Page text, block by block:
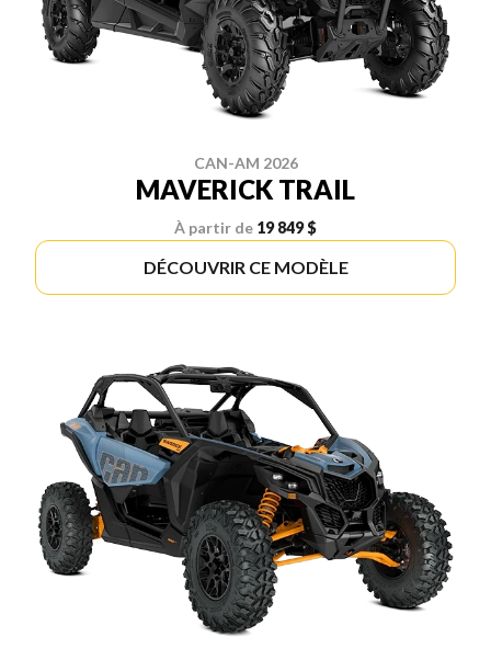
CAN-AM 2026
MAVERICK TRAIL
À partir de 19 849 $
DÉCOUVRIR CE MODÈLE